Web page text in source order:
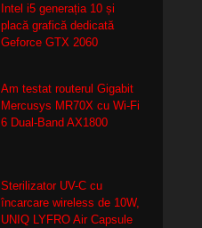
Intel i5 generația 10 și
placă grafică dedicată
Geforce GTX 2060
Am testat routerul Gigabit
Mercusys MR70X cu Wi-Fi
6 Dual-Band AX1800
Sterilizator UV-C cu
încarcare wireless de 10W,
UNIQ LYFRO Air Capsule